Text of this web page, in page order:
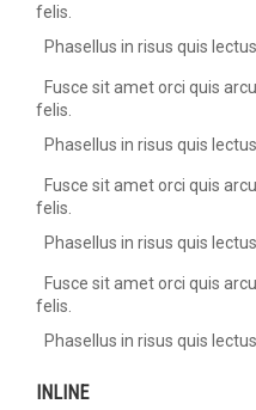
felis.
Phasellus in risus quis
Fusce sit amet orci quis
felis.
Phasellus in risus quis
Fusce sit amet orci quis
felis.
Phasellus in risus quis
Fusce sit amet orci quis
felis.
Phasellus in risus quis
INLINE